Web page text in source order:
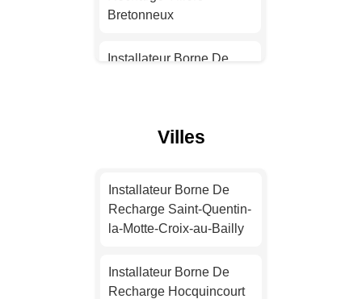
Installateur Borne De
Installateur Borne De
Installateur Borne De
Recharge Lille
Installateur Borne De
Recharge Rennes
Bretonneux
Installateur Borne De
Recharge Albert
Installateur Borne De
Recharge Camon
Recharge Montdidier
Villes
Installateur Borne De
Recharge Saint-Quentin-
la-Motte-Croix-au-Bailly
Installateur Borne De
Recharge Hocquincourt